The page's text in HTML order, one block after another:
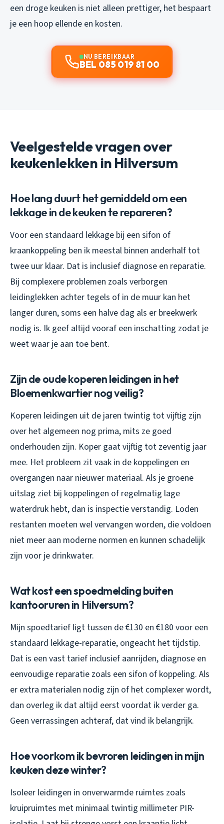
een droge keuken is niet alleen prettiger, het bespaart
je een hoop ellende en kosten.
NU BEREIKBAAR
BEL 085 019 81 00
Veelgestelde vragen over
keukenlekken in Hilversum
Hoe lang duurt het gemiddeld om een
lekkage in de keuken te repareren?
Voor een standaard lekkage bij een sifon of
kraankoppeling ben ik meestal binnen anderhalf tot
twee uur klaar. Dat is inclusief diagnose en reparatie.
Bij complexere problemen zoals verborgen
leidinglekken achter tegels of in de muur kan het
langer duren, soms een halve dag als er breekwerk
nodig is. Ik geef altijd vooraf een inschatting zodat je
weet waar je aan toe bent.
Zijn de oude koperen leidingen in het
Bloemenkwartier nog veilig?
Koperen leidingen uit de jaren twintig tot vijftig zijn
over het algemeen nog prima, mits ze goed
onderhouden zijn. Koper gaat vijftig tot zeventig jaar
mee. Het probleem zit vaak in de koppelingen en
overgangen naar nieuwer materiaal. Als je groene
uitslag ziet bij koppelingen of regelmatig lage
waterdruk hebt, dan is inspectie verstandig. Loden
restanten moeten wel vervangen worden, die voldoen
niet meer aan moderne normen en kunnen schadelijk
zijn voor je drinkwater.
Wat kost een spoedmelding buiten
kantooruren in Hilversum?
Mijn spoedtarief ligt tussen de €130 en €180 voor een
standaard lekkage-reparatie, ongeacht het tijdstip.
Dat is een vast tarief inclusief aanrijden, diagnose en
eenvoudige reparatie zoals een sifon of koppeling. Als
er extra materialen nodig zijn of het complexer wordt,
dan overleg ik dat altijd eerst voordat ik verder ga.
Geen verrassingen achteraf, dat vind ik belangrijk.
Hoe voorkom ik bevroren leidingen in mijn
keuken deze winter?
Isoleer leidingen in onverwarmde ruimtes zoals
kruipruimtes met minimaal twintig millimeter PIR-